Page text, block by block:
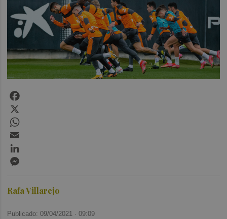
Rafa Villarejo
Publicado: 09/04/2021 ·09:09